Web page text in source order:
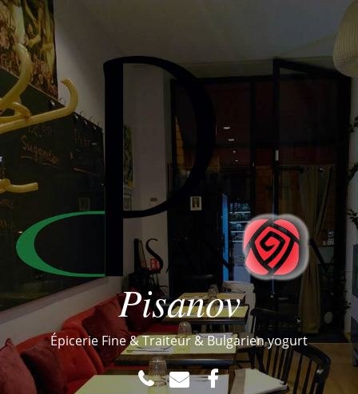
Pisanov
Épicerie Fine & Traiteur & Bulgarien yogurt
TEL MAIL FACEBOOK.COM